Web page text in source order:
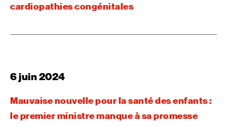
cardiopathies congénitales
6 juin 2024
Mauvaise nouvelle pour la santé des enfants :
le premier ministre manque à sa promesse